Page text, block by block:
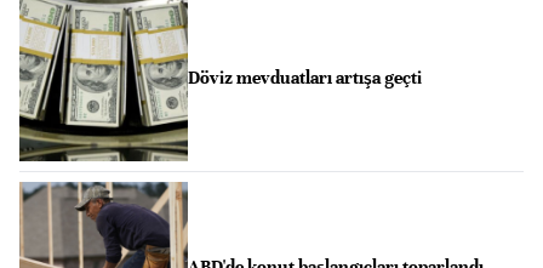
Döviz mevduatları artışa geçti